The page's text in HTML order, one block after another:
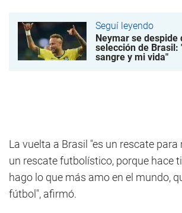
Seguí leyendo
Neymar se despide
selección de Brasil:
sangre y mi vida"
La vuelta a Brasil "es un rescate para
un rescate futbolístico, porque hace
hago lo que más amo en el mundo,
fútbol", afirmó.